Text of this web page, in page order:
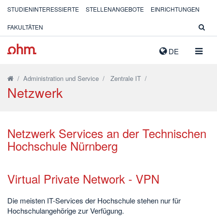
DE
STUDIENINTERESSIERTE STELLENANGEBOTE EINRICHTUNGEN
FAKULTÄTEN
/ Administration und Service / Zentrale IT /
Netzwerk
Netzwerk Services an der Technischen
Hochschule Nürnberg
Virtual Private Network - VPN
Die meisten IT-Services der Hochschule stehen nur für
Hochschulangehörige zur Verfügung.